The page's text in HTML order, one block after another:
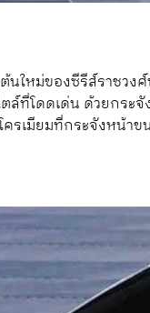
นใหม่ของซีรีส์ราชว
ล์ที่โดดเด่น ด้วยกระ
ครเมียมที่กระจังหน้า